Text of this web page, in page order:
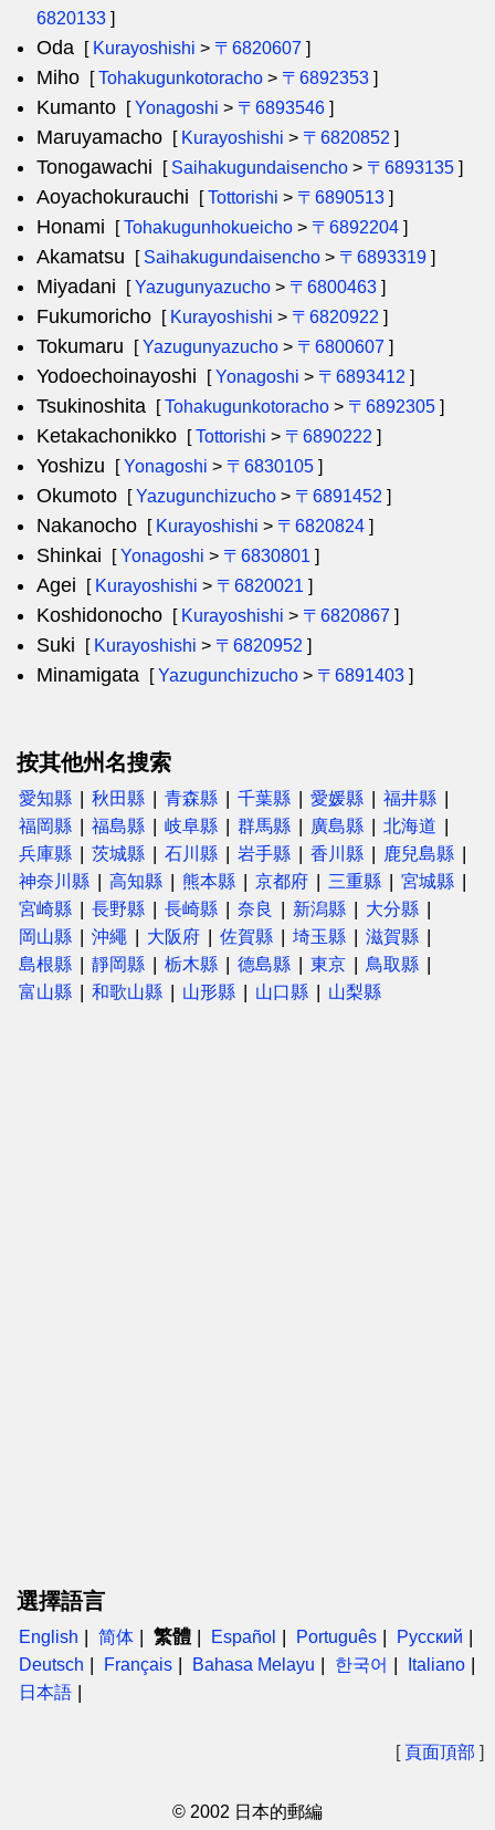
6820133 ]
Oda [ Kurayoshishi > 〒6820607 ]
Miho [Tohakugunkotoracho > 〒6892353 ]
Kumanto [Yonagoshi > 〒6893546 ]
Maruyamacho [ Kurayoshishi > 〒6820852 ]
Tonogawachi [ Saihakugundaisencho > 〒6893135 ]
Aoyachokurauchi [Tottorishi > 〒6890513 ]
Honami [Tohakugunhokueicho > 〒6892204 ]
Akamatsu [ Saihakugundaisencho > 〒6893319 ]
Miyadani [Yazugunyazucho > 〒6800463 ]
Fukumoricho [ Kurayoshishi > 〒6820922 ]
Tokumaru [Yazugunyazucho > 〒6800607 ]
Yodoechoinayoshi [Yonagoshi > 〒6893412 ]
Tsukinoshita [Tohakugunkotoracho > 〒6892305 ]
Ketakachonikko [Tottorishi > 〒6890222 ]
Yoshizu [Yonagoshi > 〒6830105 ]
Okumoto [Yazugunchizucho > 〒6891452 ]
Nakanocho [ Kurayoshishi > 〒6820824 ]
Shinkai [Yonagoshi > 〒6830801 ]
Agei [ Kurayoshishi > 〒6820021 ]
Koshidonocho [ Kurayoshishi > 〒6820867 ]
Suki [ Kurayoshishi > 〒6820952 ]
Minamigata [Yazugunchizucho > 〒6891403 ]
按其他州名搜索
愛知縣 秋田縣 青森縣 千葉縣 愛媛縣
福井縣
福岡縣
福島縣 岐阜縣 群馬縣 廣島縣
北海道
兵庫縣
茨城縣 石川縣 岩手縣 香川縣
鹿兒島縣
神奈川縣
高知縣 熊本縣 京都府 三重縣
宮城縣
宮崎縣
長野縣 長崎縣 奈良 新潟縣
大分縣
岡山縣
沖繩 大阪府 佐賀縣 埼玉縣
滋賀縣
島根縣
靜岡縣 栃木縣 德島縣 東京
鳥取縣
富山縣
和歌山縣 山形縣 山口縣 山梨縣
選擇語言
English 简体 繁體 Español Português
Русский
Deutsch
Français Bahasa Melayu 한국어
Italiano
日本語
[ 頁面頂部 ]
© 2002 日本的郵編